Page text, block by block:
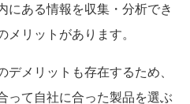
にある情報を収集・分析でき
メリットがあります。
メリットも存在するため、
って自社に合った製品を選ぶ